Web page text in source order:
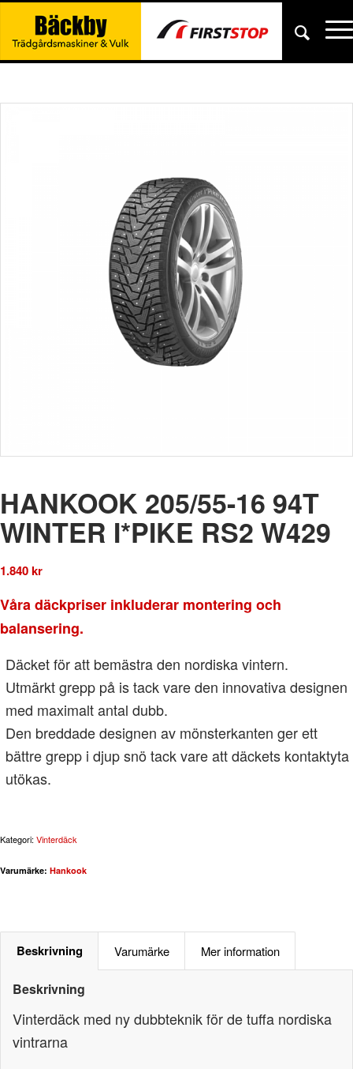
HANKOOK 205/55-16 94T
WINTER I*PIKE RS2 W429
1.840kr
Våra däckpriser inkluderar montering och
balansering.
Däcket för att bemästra den nordiska vintern.
Utmärkt grepp på is tack vare den innovativa designen
med maximalt antal dubb.
Den breddade designen av mönsterkanten ger ett
bättre grepp i djup snö tack vare att däckets kontaktyta
utökas.
Kategori: Vinterdäck
Varumärke: Hankook
Beskrivning Varumärke Mer information
Beskrivning
Vinterdäck med ny dubbteknik för de tuffa nordiska
vintrarna